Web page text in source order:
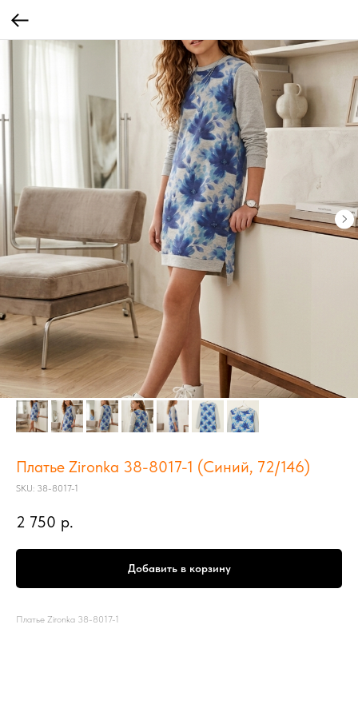
Платье Zironka 38-8017-1 (Синий, 72/146)
SKU: 38-8017-1
2 750 р.
Добавить в корзину
Платье Zironka 38-8017-1